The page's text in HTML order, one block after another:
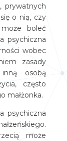
prywatnych
o nią, czy
boleć
psychiczna
wobec
zasady
osobą
często
małżonka.
psychiczna
może